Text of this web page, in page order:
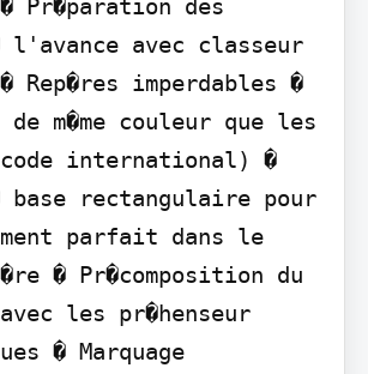
Pr�paration des
l'avance avec classeur
imperdables �
m�me couleur que les
international) �
base rectangulaire pour
parfait dans le
� Pr�composition du
les pr�henseur
� Marquage